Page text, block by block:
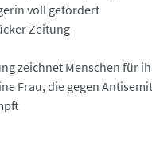
voll gefordert
Zeitung
zeichnet Menschen für
Frau, die gegen